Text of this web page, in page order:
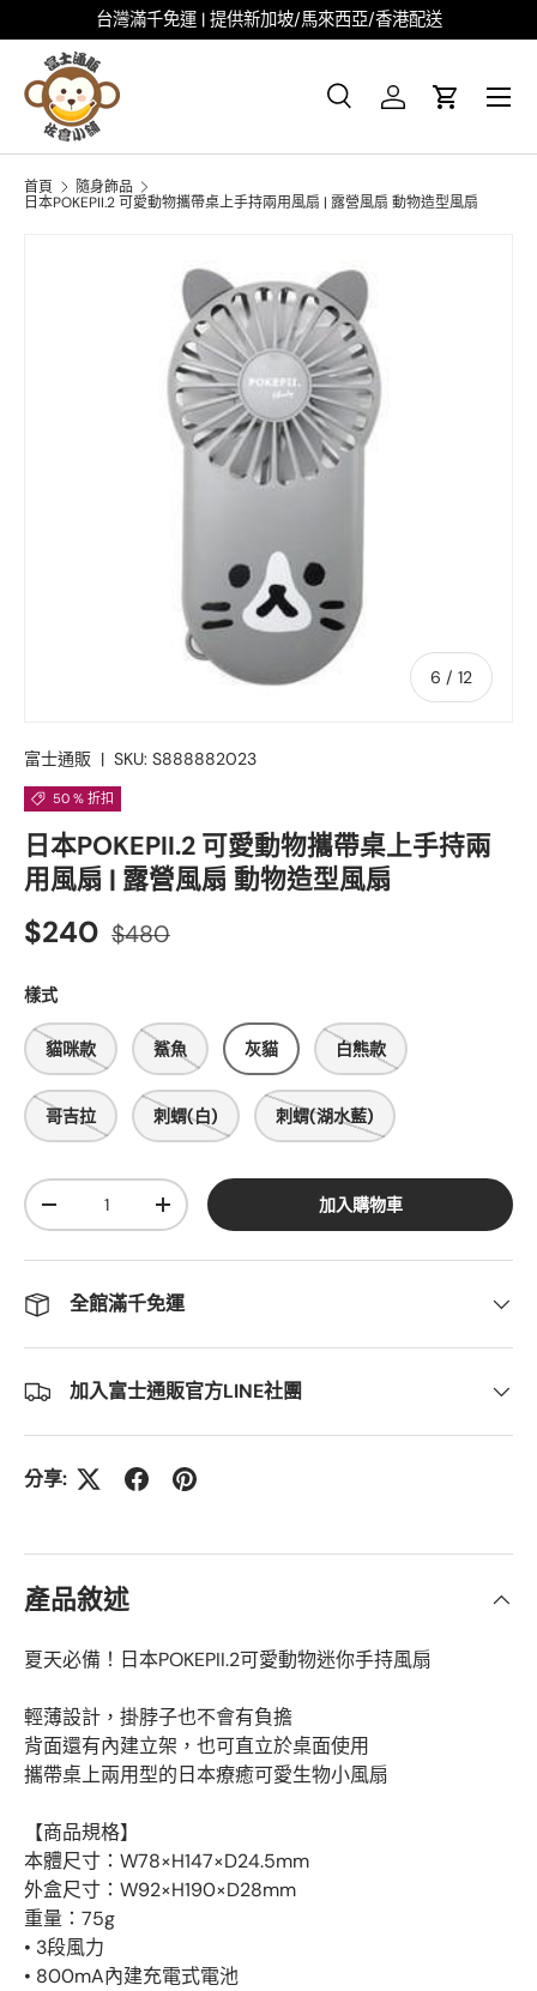
跳至内容
台灣滿千免運 | 提供新加坡/馬來西亞/香港配送
搜尋
搜索
搜尋 登录 大车
菜单
首頁
隨身飾品
日本POKEPII.2 可愛動物攜帶桌上手持兩用風扇 | 露營風扇 動物造型風扇
6 / 的
12
富士通販 | SKU: S888882023
50 % 折扣
日本POKEPII.2 可愛動物攜帶桌上手持兩
用風扇 | 露營風扇 動物造型風扇
$240 $480
樣式
貓咪款 鯊魚 灰貓 白熊款
哥吉拉 刺蝟(白) 刺蝟(湖水藍)
數量
-
+ 加入購物車
全館滿千免運
加入富士通販官方LINE社團
分享:
產品敘述
夏天必備！日本POKEPII.2可愛動物迷你手持風扇
輕薄設計，掛脖子也不會有負擔
背面還有內建立架，也可直立於桌面使用
攜帶桌上兩用型的日本療癒可愛生物小風扇
【商品規格】
本體尺寸：W78×H147×D24.5mm
外盒尺寸：W92×H190×D28mm
重量：75g
• 3段風力
• 800mA內建充電式電池